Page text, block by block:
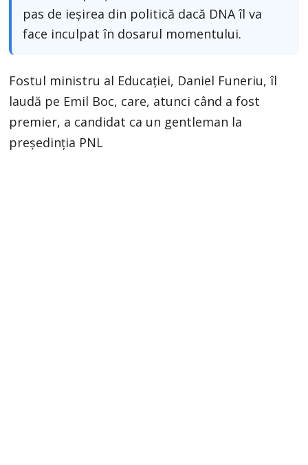
pas de ieșirea din politică dacă DNA îl va
face inculpat în dosarul momentului.
Fostul ministru al Educației, Daniel Funeriu, îl
laudă pe Emil Boc, care, atunci când a fost
premier, a candidat ca un gentleman la
președinția PNL